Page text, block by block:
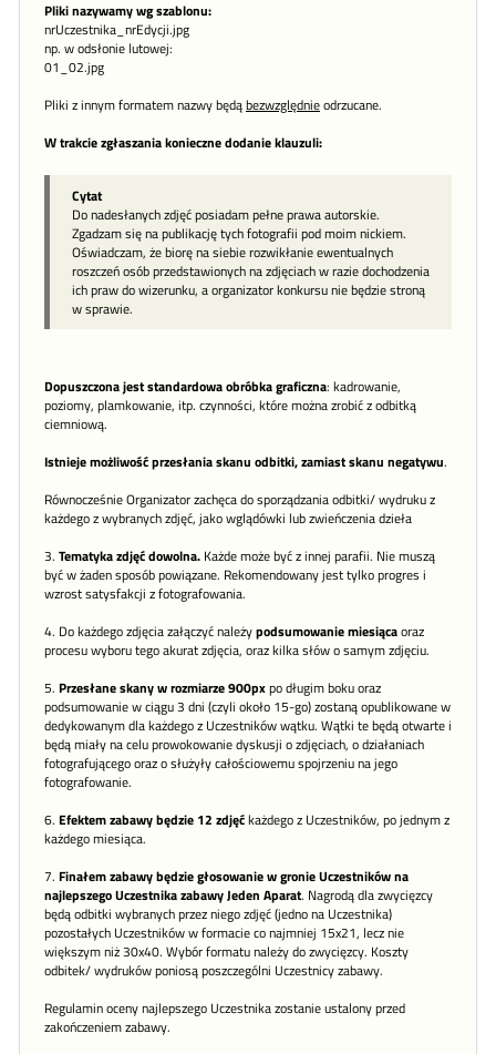
Pliki nazywamy wg szablonu:
nrUczestnika_nrEdycji.jpg
np. w odsłonie lutowej:
01_02.jpg
Pliki z innym formatem nazwy będąbezwzględnieodrzucane.
W trakcie zgłaszania konieczne dodanie klauzuli:
Cytat
Do nadesłanych zdjęć posiadam pełne prawa autorskie.
Zgadzam się na publikację tych fotografii pod moim nickiem.
Oświadczam, że biorę na siebie rozwikłanie ewentualnych
roszczeń osób przedstawionych na zdjęciach w razie dochodzenia
ich praw do wizerunku, a organizator konkursu nie będzie stroną
w sprawie.
Dopuszczona jest standardowa obróbka graficzna: kadrowanie,
poziomy, plamkowanie, itp. czynności, które można zrobić z odbitką
ciemniową.
Istnieje możliwość przesłania skanu odbitki, zamiast skanu negatywu.
Równocześnie Organizator zachęca do sporządzania odbitki/ wydruku z
każdego z wybranych zdjęć, jako wglądówki lub zwieńczenia dzieła
3. Tematyka zdjęć dowolna. Każde może być z innej parafii. Nie muszą
być w żaden sposób powiązane. Rekomendowany jest tylko progres i
wzrost satysfakcji z fotografowania.
4. Do każdego zdjęcia załączyć należypodsumowanie miesiącaoraz
procesu wyboru tego akurat zdjęcia, oraz kilka słów o samym zdjęciu.
5. Przesłane skany w rozmiarze 900pxpo długim boku oraz
podsumowanie w ciągu 3 dni (czyli około 15-go) zostaną opublikowane w
dedykowanym dla każdego z Uczestników wątku. Wątki te będą otwarte i
będą miały na celu prowokowanie dyskusji o zdjęciach, o działaniach
fotografującego oraz o służyły całościowemu spojrzeniu na jego
fotografowanie.
6. Efektem zabawy będzie 12 zdjęćkażdego z Uczestników, po jednym z
każdego miesiąca.
7. Finałem zabawy będzie głosowanie w gronie Uczestników na
najlepszego Uczestnika zabawy Jeden Aparat. Nagrodą dla zwycięzcy
będą odbitki wybranych przez niego zdjęć (jedno na Uczestnika)
pozostałych Uczestników w formacie co najmniej 15x21, lecz nie
większym niż 30x40. Wybór formatu należy do zwycięzcy. Koszty
odbitek/ wydruków poniosą poszczególni Uczestnicy zabawy.
Regulamin oceny najlepszego Uczestnika zostanie ustalony przed
zakończeniem zabawy.